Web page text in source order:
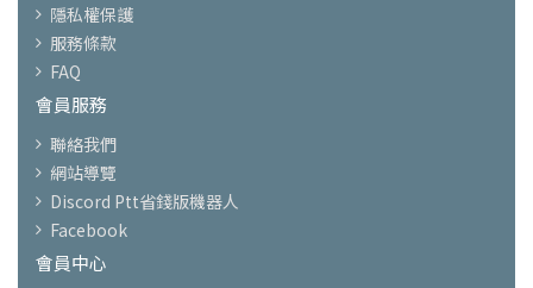
隱私權保護
服務條款
FAQ
會員服務
聯絡我們
網站導覽
Discord Ptt省錢版機器人
Facebook
會員中心